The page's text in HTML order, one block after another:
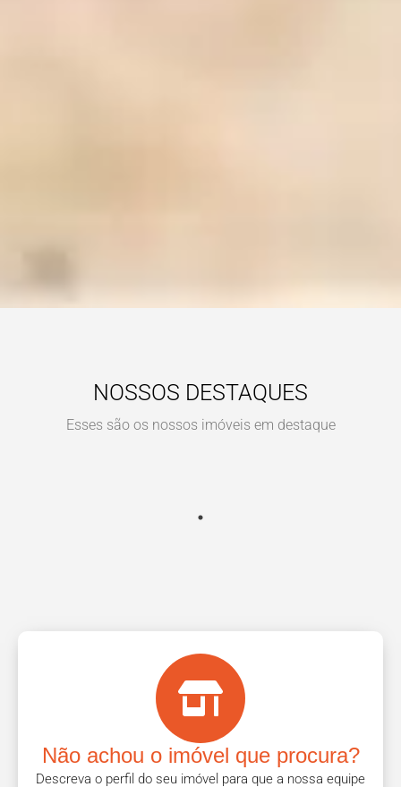
NOSSOS DESTAQUES
Esses são os nossos imóveis em destaque
Não achou o imóvel que procura?
Descreva o perfil do seu imóvel para que a nossa equipe